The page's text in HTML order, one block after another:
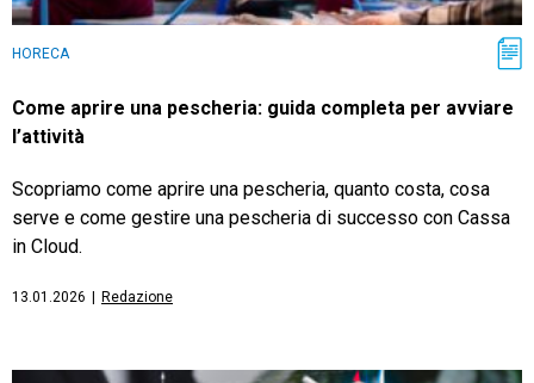
HORECA
Come aprire una pescheria: guida completa per avviare
l’attività
Scopriamo come aprire una pescheria, quanto costa, cosa
serve e come gestire una pescheria di successo con Cassa
in Cloud.
13.01.2026 Redazione